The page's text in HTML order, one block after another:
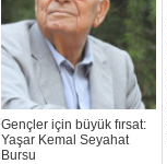
Gençler için büyük fırsat:
Yaşar Kemal Seyahat
Bursu